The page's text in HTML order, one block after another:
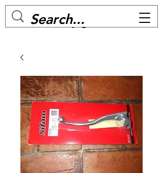
MC BIKE Perpignan